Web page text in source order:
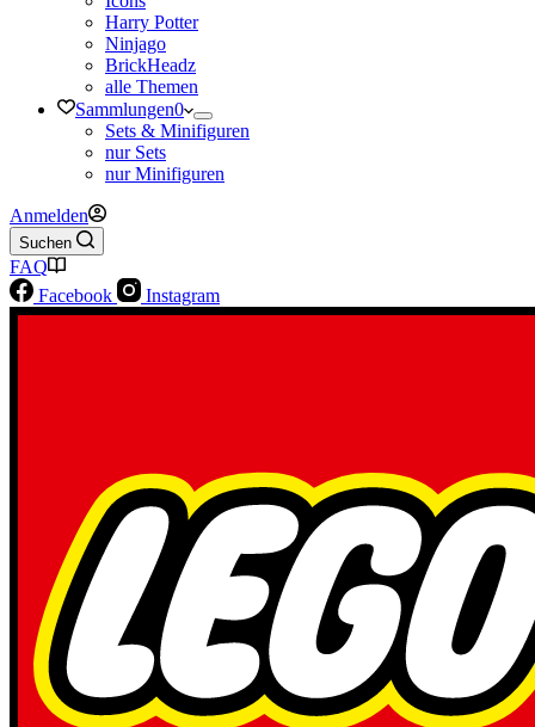
Harry Potter
Ninjago
BrickHeadz
alle Themen
Sammlungen0
Sets & Minifiguren
nur Sets
nur Minifiguren
Anmelden
Suchen
FAQ
Facebook
Instagram